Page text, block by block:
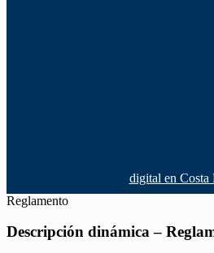
digital en Costa
Reglamento
Descripción dinámica –